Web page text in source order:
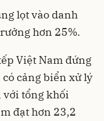
lọt vào danh
hơn 25%.
Việt Nam đứng
cảng biển xử lý
tổng khối
đạt hơn 23,2